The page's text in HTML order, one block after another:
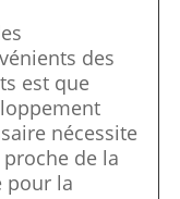
des
est que
nécessite
proche de la
pour la